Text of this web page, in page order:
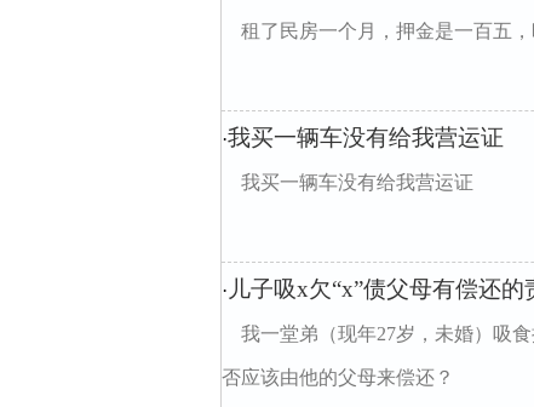
租了民房一个月，押金是一百五
·我买一辆车没有给我营运证
我买一辆车没有给我营运证
· 儿子吸x欠“x”债父母有偿还的
我一堂弟（现年27岁，未婚）吸
否应该由他的父母来偿还？